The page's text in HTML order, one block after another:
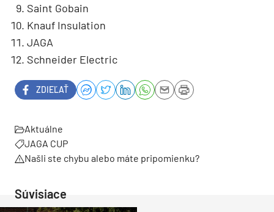
Saint Gobain
Knauf Insulation
JAGA
Schneider Electric
ZDIEĽAŤ
Aktuálne
JAGA CUP
Našli ste chybu alebo máte pripomienku?
Súvisiace